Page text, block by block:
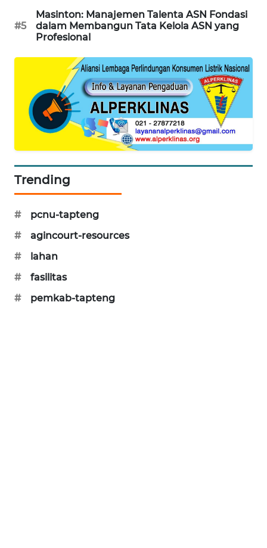
#5
Masinton: Manajemen Talenta ASN Fondasi
dalam Membangun Tata Kelola ASN yang
Profesional
Trending
#
pcnu-tapteng
#
agincourt-resources
#
lahan
#
fasilitas
#
pemkab-tapteng
HUMBANG
NEWS
GARONGGANG
FISUELRI
ID
NEWS
NEWS
BERKAT
NEWS
NEWS